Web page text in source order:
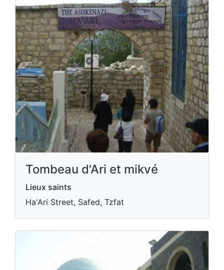
Tombeau d'Ari et mikvé
Lieux saints
Ha'Ari Street, Safed, Tzfat